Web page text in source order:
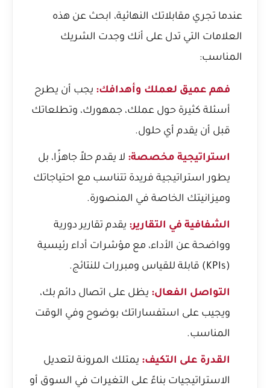
عندما تجري مقابلاتك النهائية، ابحث عن هذه
العلامات التي تدل على أنك وجدت الشريك
المناسب:
فهم عميق لعملك وأهدافك: يجب أن يطرح
أسئلة كثيرة حول عملك، جمهورك، وتطلعاتك
قبل أن يقدم أي حلول.
استراتيجية مخصصة: لا يقدم حلاً جاهزًا، بل
يطور استراتيجية فريدة تتناسب مع احتياجاتك
وميزانيتك الخاصة في المنصورة.
الشفافية في التقارير: يقدم تقارير دورية
وواضحة عن الأداء، مع مؤشرات أداء رئيسية
(KPIs) قابلة للقياس ومبررات للنتائج.
التواصل الفعال: يظل على اتصال دائم بك،
ويجيب على استفساراتك بوضوح وفي الوقت
المناسب.
القدرة على التكيف: يمتلك المرونة لتعديل
الاستراتيجيات بناءً على التغيرات في السوق أو